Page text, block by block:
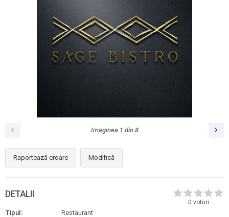
Imaginea 1 din 8
Raportează eroare Modifică
0 voturi
DETALII
Tipul:
Restaurant